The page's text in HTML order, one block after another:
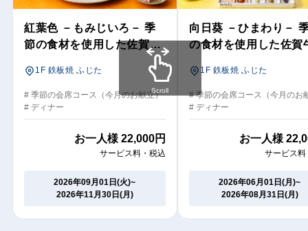
紅葉色 －もみじいろ－ 季
節の食材を使用した佐賀牛
1F 鉄板焼 ふじた
# 季節の会席コース（今月のお献立）
# ディナー
お一人様 22,000円
サービス料・税込
2026年09月01日(火)~
2026年11月30日(月)
向日葵 －ひまわり－
の食材を使用した佐賀
1F 鉄板焼 ふじた
# 季節の会席コース（今月のお
# ディナー
お一人様
サービス料
2026年06月01日(月)~
2026年08月31日(月)
Scroll